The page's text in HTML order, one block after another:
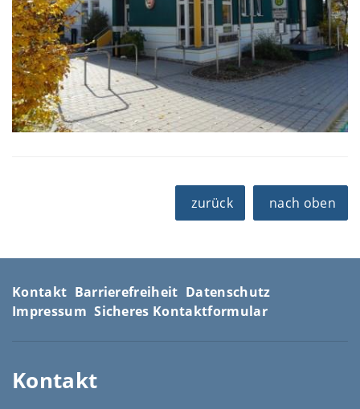
zurück nach oben
Kontakt Barrierefreiheit Datenschutz
Impressum Sicheres Kontaktformular
Kontakt